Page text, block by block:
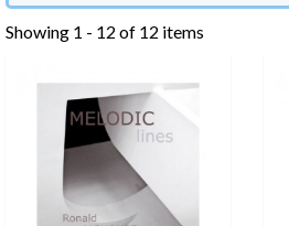
Showing 1 - 12 of 12 items